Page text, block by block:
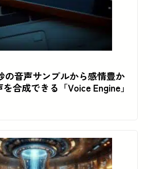
の音声サンプルから感情豊か
合成できる「Voice Engine」